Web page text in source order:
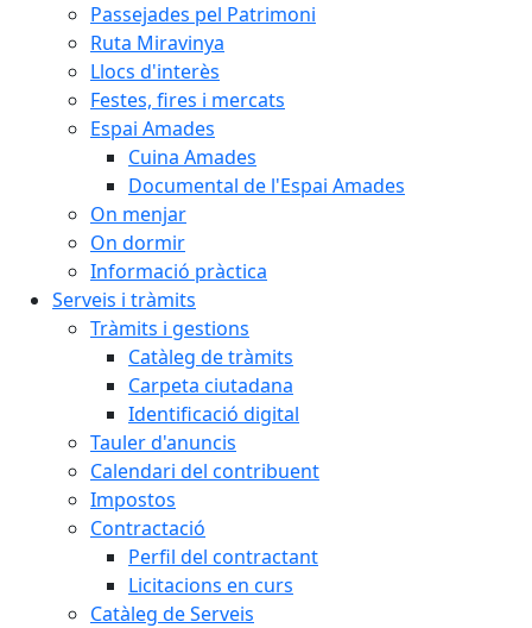
Passejades pel Patrimoni
Ruta Miravinya
Llocs d'interès
Festes, fires i mercats
Espai Amades
Cuina Amades
Documental de l'Espai Amades
On menjar
On dormir
Informació pràctica
Serveis i tràmits
Tràmits i gestions
Catàleg de tràmits
Carpeta ciutadana
Identificació digital
Tauler d'anuncis
Calendari del contribuent
Impostos
Contractació
Perfil del contractant
Licitacions en curs
Catàleg de Serveis